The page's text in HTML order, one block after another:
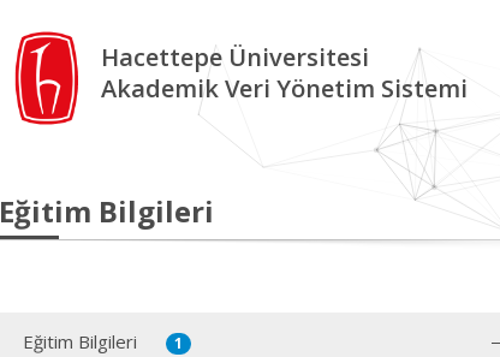
Hacettepe Üniversitesi
Akademik Veri Yönetim Sistemi
Eğitim Bilgileri
Eğitim Bilgileri 1